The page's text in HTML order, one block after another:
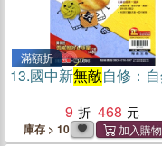
滿額折
13.國中新無敵自修：
9
468
庫存 > 10